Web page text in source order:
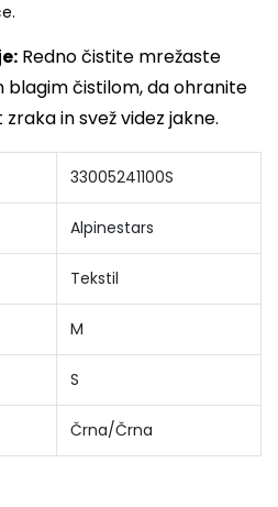
Redno čistite mrežaste
blagim čistilom, da ohranite
in svež videz jakne.
33005241100S
Alpinestars
Tekstil
M
S
Črna/Črna